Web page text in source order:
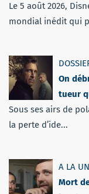
Le 5 août 2026,
mondial inédit qui
On
tueur
Sous ses airs de
la perte d’ide...
A LA
Mort